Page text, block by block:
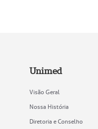
Unimed
Visão Geral
Nossa História
Diretoria e Conselho